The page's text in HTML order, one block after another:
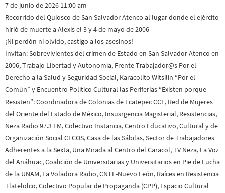
7 de junio de 2026 11:00 am
Recorrido del Quiosco de San Salvador Atenco al lugar donde el ejército
hirió de muerte a Alexis el 3 y 4 de mayo de 2006
¡Ni perdón ni olvido, castigo a los asesinos!
Invitan: Sobrevivientes del crimen de Estado en San Salvador Atenco en
2006, Trabajo Libertad y Autonomía, Frente Trabajador@s Por el
Derecho a la Salud y Seguridad Social, Karacolito Witsilin “Por el
Común” y Encuentro Político Cultural las Periferias “Existen porque
Resisten”: Coordinadora de Colonias de Ecatepec CCE, Red de Mujeres
del Oriente del Estado de México, Insusrgencia Magisterial, Resistencias,
Neza Radio 97.3 FM, Colectivo Instancia, Centro Educativo, Cultural y de
Organización Social CECOS, Casa de las Sábilas, Sector de Trabajadores
Adherentes a la Sexta, Una Mirada al Centro del Caracol, TV Neza, La Voz
del Anáhuac, Coalición de Universitarias y Universitarios en Pie de Lucha
de la UNAM, La Voladora Radio, CNTE-Nuevo León, Raíces en Resistencia
Tlatelolco, Colectivo Popular de Propaganda (CPP), Espacio Cultural